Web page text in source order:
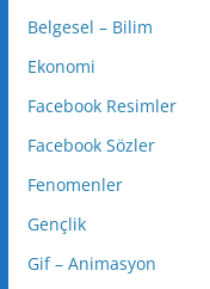
Belgesel – Bilim
Ekonomi
Facebook Resimler
Facebook Sözler
Fenomenler
Gençlik
Gif – Animasyon